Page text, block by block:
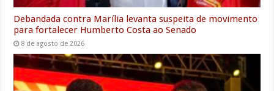
Debandada contra Marília levanta suspeita de movimento
para fortalecer Humberto Costa ao Senado
8 de agosto de 2026